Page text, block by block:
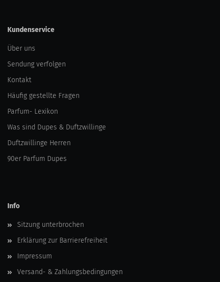
Kundenservice
Über uns
Sendung verfolgen
Kontakt
Häufig gestellte Fragen
Parfum- Lexikon
Was sind Dupes & Duftzwillinge
Duftzwillinge Herren
90er Parfum Dupes
Info
Sitzung unterbrochen
Erklärung zur Barrierefreiheit
Impressum
Versand- & Zahlungsbedingungen